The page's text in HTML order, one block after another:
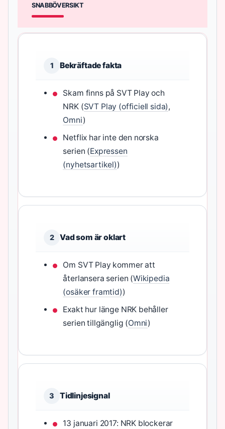
SNABBÖVERSIKT
1 Bekräftade fakta
Skam finns på SVT Play och
NRK (SVT Play (officiell sida),
Omni)
Netflix har inte den norska
serien (Expressen
(nyhetsartikel))
2 Vad som är oklart
Om SVT Play kommer att
återlansera serien (Wikipedia
(osäker framtid))
Exakt hur länge NRK behåller
serien tillgänglig (Omni)
3 Tidlinjesignal
13 januari 2017: NRK blockerar